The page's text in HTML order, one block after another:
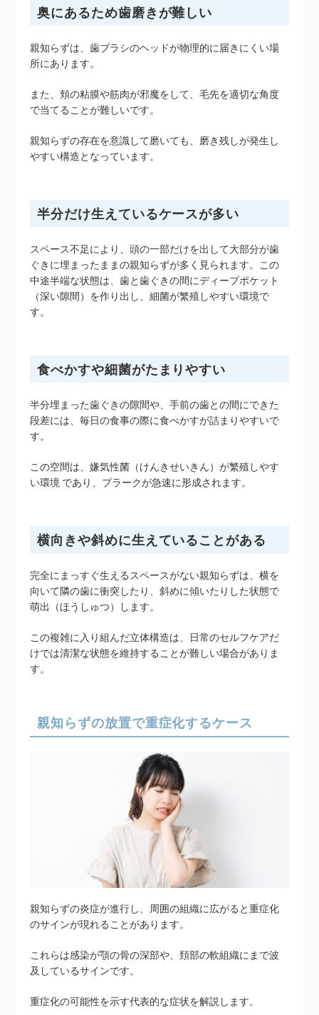
奥にあるため歯磨きが難しい
親知らずは、歯ブラシのヘッドが物理的に届きにくい場
所にあります。
また、頬の粘膜や筋肉が邪魔をして、毛先を適切な角度
で当てることが難しいです。
親知らずの存在を意識して磨いても、磨き残しが発生し
やすい構造となっています。
半分だけ生えているケースが多い
スペース不足により、頭の一部だけを出して大部分が歯
ぐきに埋まったままの親知らずが多く見られます。この
中途半端な状態は、歯と歯ぐきの間にディープポケット
（深い隙間）を作り出し、細菌が繁殖しやすい環境で
す。
食べかすや細菌がたまりやすい
半分埋まった歯ぐきの隙間や、手前の歯との間にできた
段差には、毎日の食事の際に食べかすが詰まりやすいで
す。
この空間は、嫌気性菌（けんきせいきん）が繁殖しやす
い環境 であり、プラークが急速に形成されます。
横向きや斜めに生えていることがある
完全にまっすぐ生えるスペースがない親知らずは、横を
向いて隣の歯に衝突したり、斜めに傾いたりした状態で
萌出（ほうしゅつ）します。
この複雑に入り組んだ立体構造は、日常のセルフケアだ
けでは清潔な状態を維持することが難しい場合がありま
す。
親知らずの放置で重症化するケース
親知らずの炎症が進行し、周囲の組織に広がると重症化
のサインが現れることがあります。
これらは感染が顎の骨の深部や、頚部の軟組織にまで波
及しているサインです。
重症化の可能性を示す代表的な症状を解説します。